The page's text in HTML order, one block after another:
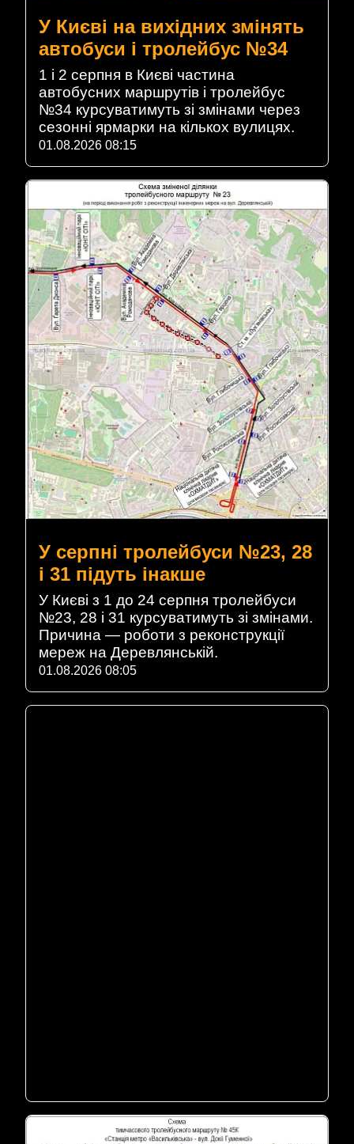
У Києві на вихідних змінять
автобуси і тролейбус №34
1 і 2 серпня в Києві частина
автобусних маршрутів і тролейбус
№34 курсуватимуть зі змінами через
сезонні ярмарки на кількох вулицях.
01.08.2026 08:15
У серпні тролейбуси №23, 28
і 31 підуть інакше
У Києві з 1 до 24 серпня тролейбуси
№23, 28 і 31 курсуватимуть зі змінами.
Причина — роботи з реконструкції
мереж на Деревлянській.
01.08.2026 08:05